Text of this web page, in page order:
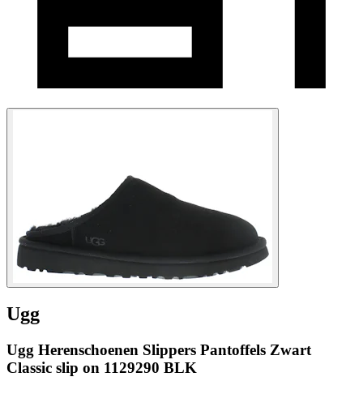
Ugg
Ugg Herenschoenen Slippers Pantoffels Zwart
Classic slip on 1129290 BLK